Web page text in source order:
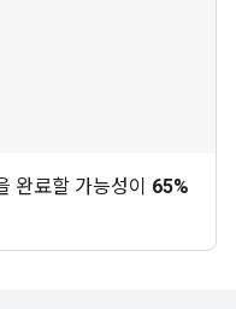
완료할 가능성이 65%